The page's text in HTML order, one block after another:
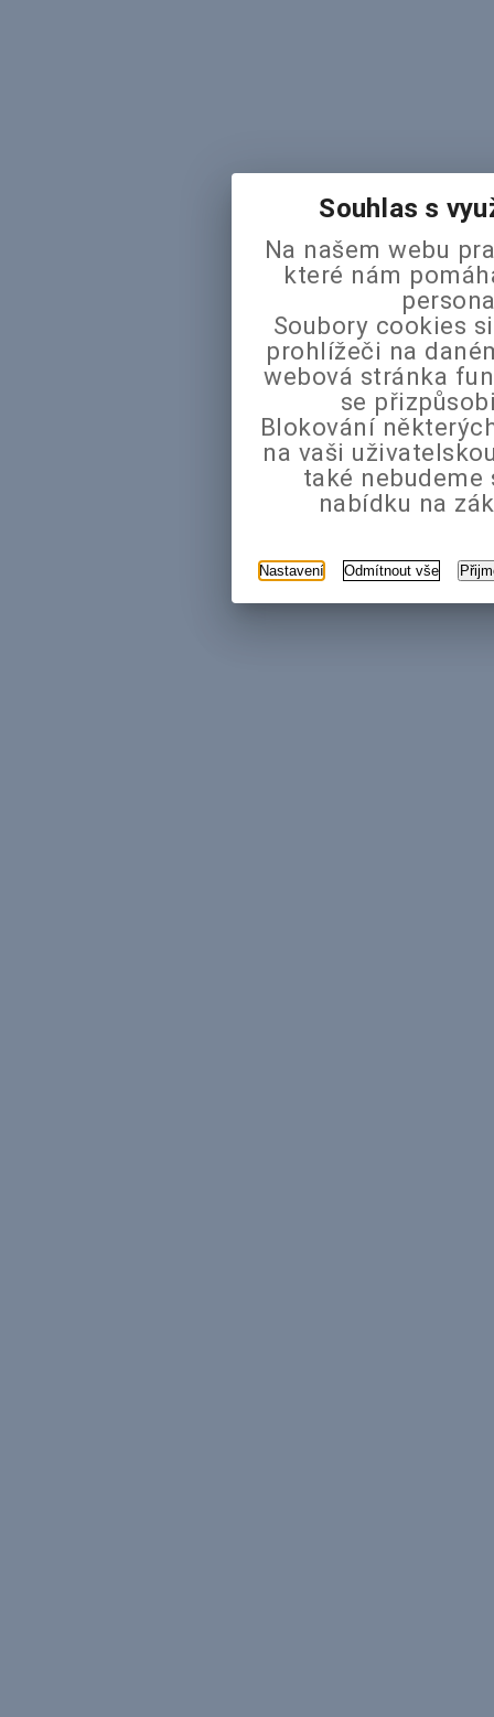
Souhlas s
Na našem webu
které nám
Soubory cookies
prohlížeči na
webová stránka
se
Blokování
na vaši
také
nabídku na
Nastavení Odmítnout vše